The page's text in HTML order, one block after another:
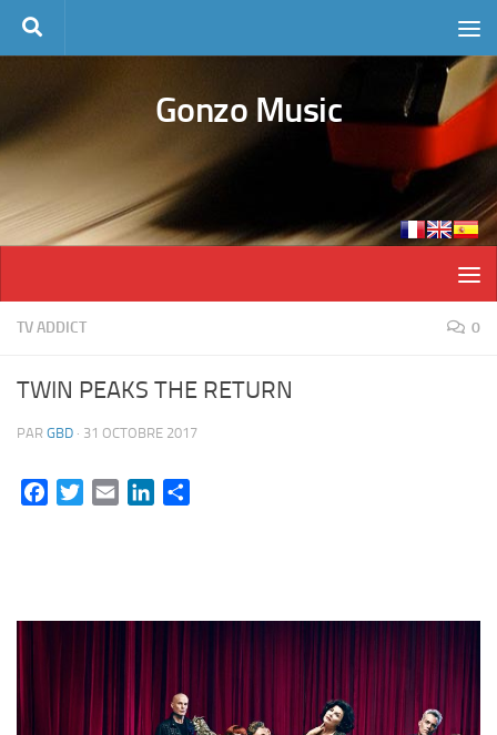
Skip to content
Gonzo Music
TV ADDICT 0
TWIN PEAKS THE RETURN
PAR GBD · 31 OCTOBRE 2017
FacebookTwitterEmail LinkedIn